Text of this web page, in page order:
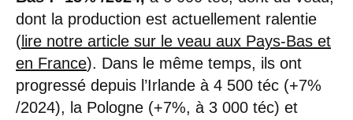
dont la production est actuellement ralentie
( lire notre article sur le veau aux Pays-Bas et
en France). Dans le même temps, ils ont
progressé depuis l’Irlande à 4 500 téc (+7%
/2024), la Pologne (+7%, à 3 000 téc) et